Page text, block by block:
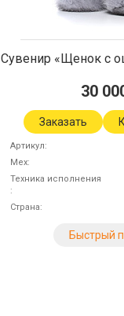
Сувенир «Щенок с
30
Заказать
Артикул
Мех
Техника исполнения
Страна
Быстрый